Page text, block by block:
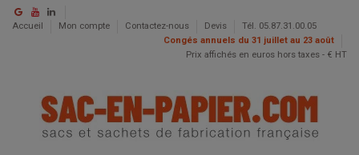
Accueil Mon compte Contactez-nous Devis
Tél. 05.87.31.00.05
Congés annuels du 31 juillet au 23 août
Prix affichés en euros hors taxes - € HT